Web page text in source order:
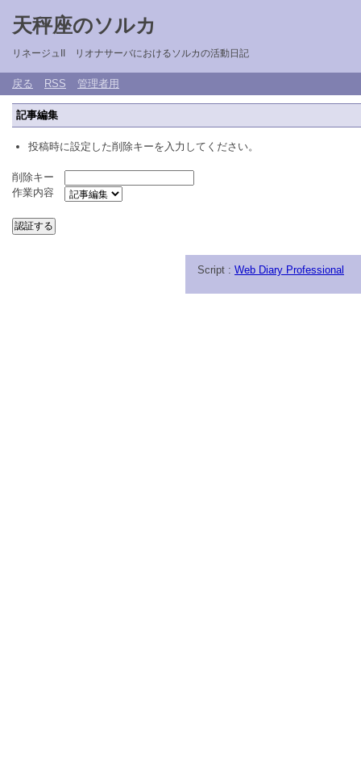
天秤座のソルカ
リネージュII リオナサーバにおけるソルカの活動日記
戻る RSS 管理者用
記事編集
投稿時に設定した削除キーを入力してください。
削除キー
作業内容
Script : Web Diary Professional